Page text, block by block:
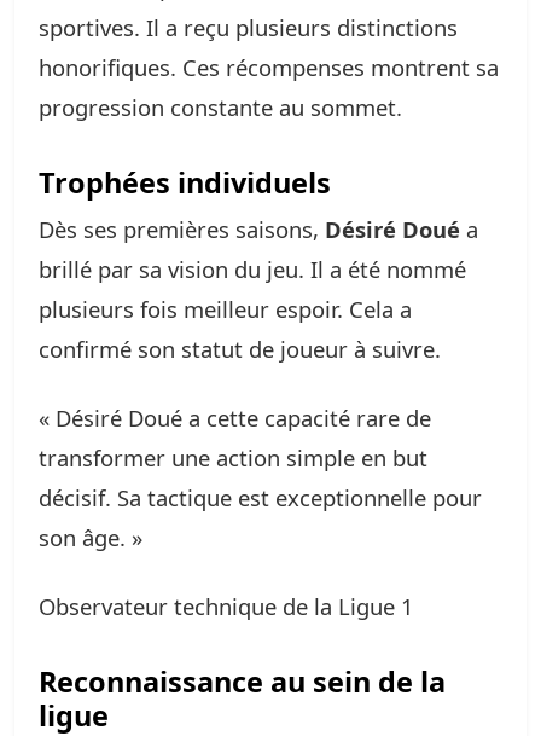
sportives. Il a reçu plusieurs distinctions
honorifiques. Ces récompenses montrent sa
progression constante au sommet.
Trophées individuels
Dès ses premières saisons, Désiré Doué a
brillé par sa vision du jeu. Il a été nommé
plusieurs fois meilleur espoir. Cela a
confirmé son statut de joueur à suivre.
« Désiré Doué a cette capacité rare de
transformer une action simple en but
décisif. Sa tactique est exceptionnelle pour
son âge. »
Observateur technique de la Ligue 1
Reconnaissance au sein de la
ligue